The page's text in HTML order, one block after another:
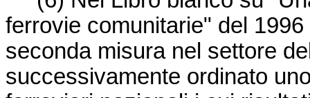
ferrovie comunitarie" del
seconda misura nel settore
successivamente ordinato